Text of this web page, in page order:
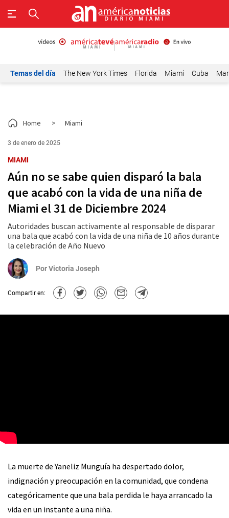
Temas del día The New York Times Florida Miami Cuba
Home > Miami
3 de enero de 2025
MIAMI
Aún no se sabe quien disparó la bala
que acabó con la vida de una niña de
Miami el 31 de Diciembre 2024
Autoridades buscan activamente al responsable de disparar
una bala que acabó con la vida de una niña de 10 años durante
la celebración de Año Nuevo
PorVictoria Joseph
Compartir en:
La muerte de Yaneliz Munguía ha despertado dolor,
indignación y preocupación en la comunidad, que condena
categóricamente que una bala perdida le haya arrancado la
vida en un instante a una niña.